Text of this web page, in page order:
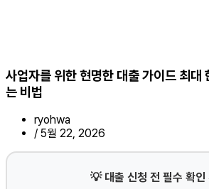
사업자를 위한 현명한 대출 가이드 최대
는 비법
ryohwa
/ 5월 22, 2026
💡 대출 신청 전 필수 확인